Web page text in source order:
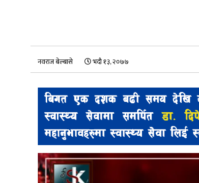
नवराज बेल्बासे भदौ १३, २०७७